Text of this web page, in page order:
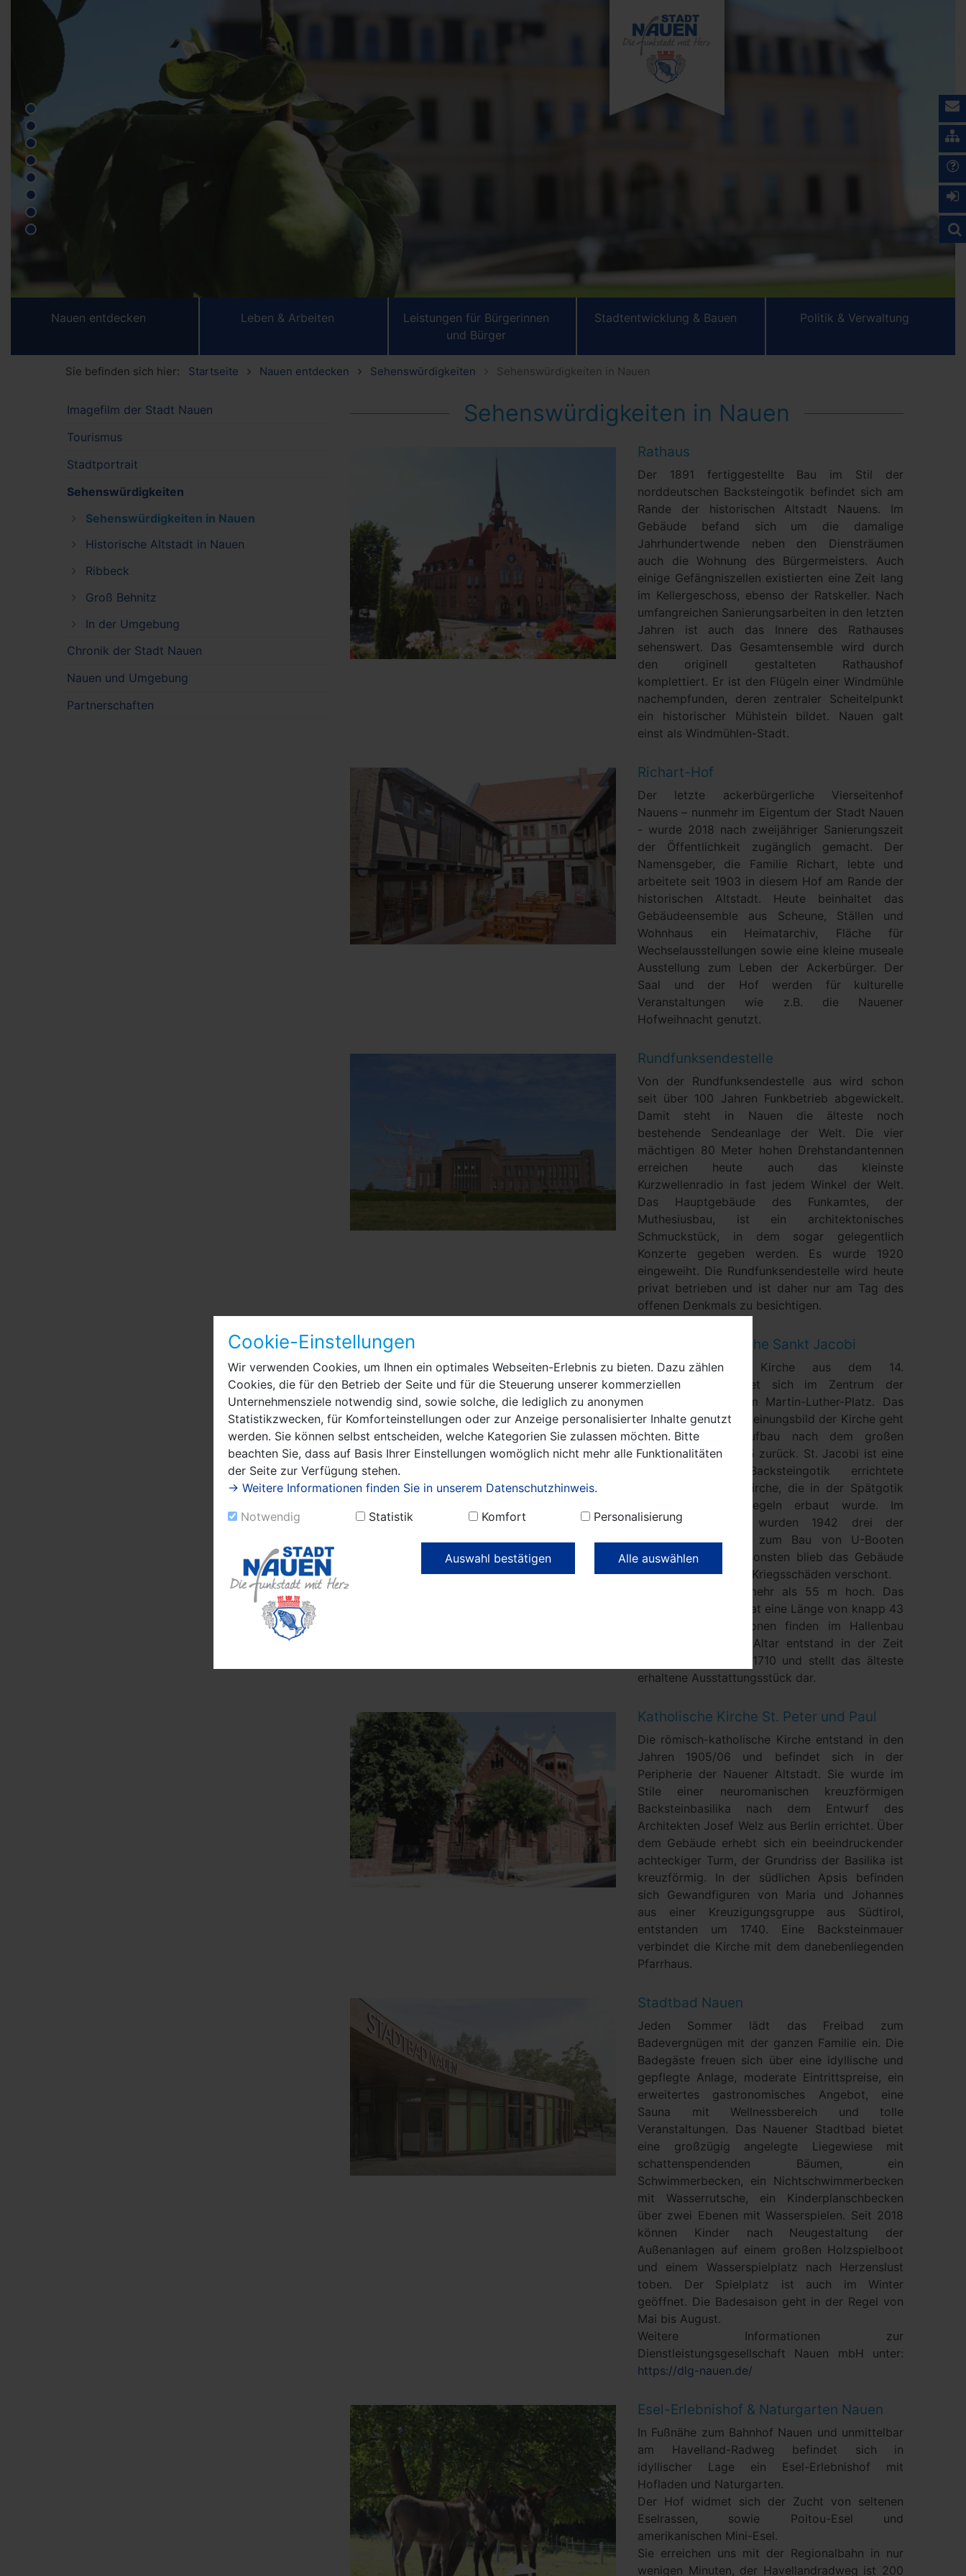
Cookie-Einstellungen
Wir verwenden Cookies, um Ihnen ein optimales Webseiten-Erlebnis zu bieten. Dazu zählen
Cookies, die für den Betrieb der Seite und für die Steuerung unserer kommerziellen
Unternehmensziele notwendig sind, sowie solche, die lediglich zu anonymen
Statistikzwecken, für Komforteinstellungen oder zur Anzeige personalisierter Inhalte genutzt
werden. Sie können selbst entscheiden, welche Kategorien Sie zulassen möchten. Bitte
beachten Sie, dass auf Basis Ihrer Einstellungen womöglich nicht mehr alle Funktionalitäten
der Seite zur Verfügung stehen.
→ Weitere Informationen finden Sie in unserem Datenschutzhinweis.
Notwendig
Statistik Komfort Personalisierung
Auswahl bestätigen Alle auswählen
Nauen entdecken Leben & Arbeiten
Leistungen für Bürgerinnen
und Bürger
Stadtentwicklung & Bauen Politik & Verwaltung
Sie befinden sich hier: Startseite Nauen entdecken Sehenswürdigkeiten Sehenswürdigkeiten in Nauen
Imagefilm der Stadt Nauen
Tourismus
Stadtportrait
Sehenswürdigkeiten
Sehenswürdigkeiten in Nauen
Historische Altstadt in Nauen
Ribbeck
Groß Behnitz
In der Umgebung
Chronik der Stadt Nauen
Nauen und Umgebung
Partnerschaften
Sehenswürdigkeiten in Nauen
Rathaus
Der 1891 fertiggestellte Bau im Stil der
norddeutschen Backsteingotik befindet sich am
Rande der historischen Altstadt Nauens. Im
Gebäude befand sich um die damalige
Jahrhundertwende neben den Diensträumen
auch die Wohnung des Bürgermeisters. Auch
einige Gefängniszellen existierten eine Zeit lang
im Kellergeschoss, ebenso der Ratskeller. Nach
umfangreichen Sanierungsarbeiten in den letzten
Jahren ist auch das Innere des Rathauses
sehenswert. Das Gesamtensemble wird durch
den originell gestalteten Rathaushof
komplettiert. Er ist den Flügeln einer Windmühle
nachempfunden, deren zentraler Scheitelpunkt
ein historischer Mühlstein bildet. Nauen galt
einst als Windmühlen-Stadt.
Richart-Hof
Der letzte ackerbürgerliche Vierseitenhof
Nauens – nunmehr im Eigentum der Stadt Nauen
- wurde 2018 nach zweijähriger Sanierungszeit
der Öffentlichkeit zugänglich gemacht. Der
Namensgeber, die Familie Richart, lebte und
arbeitete seit 1903 in diesem Hof am Rande der
historischen Altstadt. Heute beinhaltet das
Gebäudeensemble aus Scheune, Ställen und
Wohnhaus ein Heimatarchiv, Fläche für
Wechselausstellungen sowie eine kleine museale
Ausstellung zum Leben der Ackerbürger. Der
Saal und der Hof werden für kulturelle
Veranstaltungen wie z.B. die Nauener
Hofweihnacht genutzt.
Rundfunksendestelle
Von der Rundfunksendestelle aus wird schon
seit über 100 Jahren Funkbetrieb abgewickelt.
Damit steht in Nauen die älteste noch
bestehende Sendeanlage der Welt. Die vier
mächtigen 80 Meter hohen Drehstandantennen
erreichen heute auch das kleinste
Kurzwellenradio in fast jedem Winkel der Welt.
Das Hauptgebäude des Funkamtes, der
Muthesiusbau, ist ein architektonisches
Schmuckstück, in dem sogar gelegentlich
Konzerte gegeben werden. Es wurde 1920
eingeweiht. Die Rundfunksendestelle wird heute
privat betrieben und ist daher nur am Tag des
offenen Denkmals zu besichtigen.
Evangelische Kirche Sankt Jacobi
Die evangelische Kirche aus dem 14.
Jahrhundert befindet sich im Zentrum der
Nauener Altstadt am Martin-Luther-Platz. Das
heutige äußere Erscheinungsbild der Kirche geht
auf ihren Wiederaufbau nach dem großen
Stadtbrand von 1695 zurück. St. Jacobi ist eine
im Stil der Backsteingotik errichtete
dreischiffige Hallenkirche, die in der Spätgotik
aus roten Mauerziegeln erbaut wurde. Im
Zweiten Weltkrieg wurden 1942 drei der
bronzenen Glocken zum Bau von U-Booten
eingeschmolzen, ansonsten blieb das Gebäude
jedoch von weiteren Kriegsschäden verschont.
Der Kirchturm ist mehr als 55 m hoch. Das
kirchliche Bauwerk hat eine Länge von knapp 43
m. Rund 900 Personen finden im Hallenbau
Platz. Der barocke Altar entstand in der Zeit
zwischen 1708 und 1710 und stellt das älteste
erhaltene Ausstattungsstück dar.
Katholische Kirche St. Peter und Paul
Die römisch-katholische Kirche entstand in den
Jahren 1905/06 und befindet sich in der
Peripherie der Nauener Altstadt. Sie wurde im
Stile einer neuromanischen kreuzförmigen
Backsteinbasilika nach dem Entwurf des
Architekten Josef Welz aus Berlin errichtet. Über
dem Gebäude erhebt sich ein beeindruckender
achteckiger Turm, der Grundriss der Basilika ist
kreuzförmig. In der südlichen Apsis befinden
sich Gewandfiguren von Maria und Johannes
aus einer Kreuzigungsgruppe aus Südtirol,
entstanden um 1740. Eine Backsteinmauer
verbindet die Kirche mit dem danebenliegenden
Pfarrhaus.
Stadtbad Nauen
Jeden Sommer lädt das Freibad zum
Badevergnügen mit der ganzen Familie ein. Die
Badegäste freuen sich über eine idyllische und
gepflegte Anlage, moderate Eintrittspreise, ein
erweitertes gastronomisches Angebot, eine
Sauna mit Wellnessbereich und tolle
Veranstaltungen. Das Nauener Stadtbad bietet
eine großzügig angelegte Liegewiese mit
schattenspendenden Bäumen, ein
Schwimmerbecken, ein Nichtschwimmerbecken
mit Wasserrutsche, ein Kinderplanschbecken
über zwei Ebenen mit Wasserspielen. Seit 2018
können Kinder nach Neugestaltung der
Außenanlagen auf einem großen Holzspielboot
und einem Wasserspielplatz nach Herzenslust
toben. Der Spielplatz ist auch im Winter
geöffnet. Die Badesaison geht in der Regel von
Mai bis August.
Weitere Informationen zur
Dienstleistungsgesellschaft Nauen mbH unter:
https://dlg-nauen.de/
Esel-Erlebnishof & Naturgarten Nauen
In Fußnähe zum Bahnhof Nauen und unmittelbar
am Havelland-Radweg befindet sich in
idyllischer Lage ein Esel-Erlebnishof mit
Hofladen und Naturgarten.
Der Hof widmet sich der Zucht von seltenen
Eselrassen, sowie Poitou-Esel und
amerikanischen Mini-Esel.
Sie erreichen uns mit der Regionalbahn in nur
wenigen Minuten, der Havellandradweg ist 200